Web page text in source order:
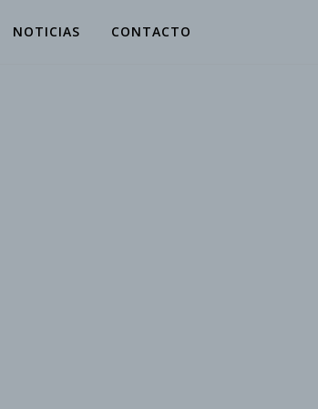
NOTICIAS CONTACTO